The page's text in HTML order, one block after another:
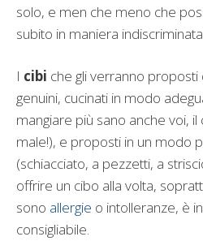
solo, e men che meno che
subito in maniera
I cibi che gli verranno
genuini, cucinati in modo
mangiare più sano anche voi,
male!), e proposti in un modo
(schiacciato, a pezzetti, a
offrire un cibo alla volta,
sono allergie o intolleranze, è
consigliabile.